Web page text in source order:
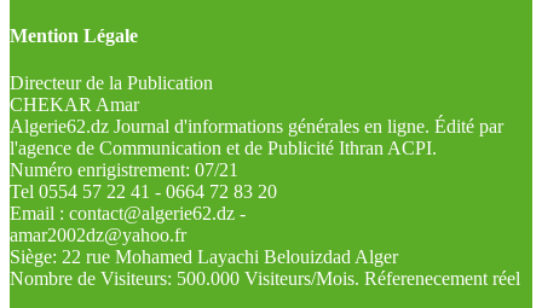
Mention Légale
Directeur de la Publication
CHEKAR Amar
Algerie62.dz Journal d'informations générales en ligne. Édité par
l'agence de Communication et de Publicité Ithran ACPI.
Numéro enrigistrement: 07/21
Tel 0554 57 22 41 - 0664 72 83 20
Email : contact@algerie62.dz -
amar2002dz@yahoo.fr
Siège: 22 rue Mohamed Layachi Belouizdad Alger
Nombre de Visiteurs: 500.000 Visiteurs/Mois. Réferenecement réel